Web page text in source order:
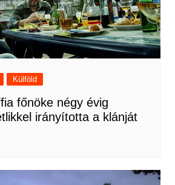
Külföld
főnöke négy évig
irányította a klánját